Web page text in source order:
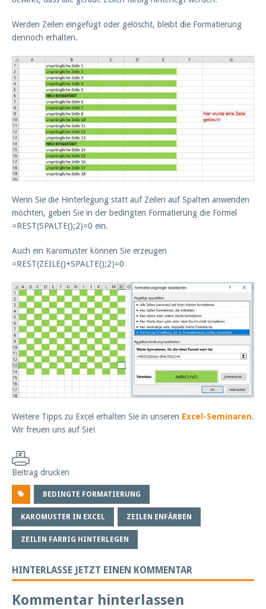
Werden Zeilen eingefügt oder gelöscht, bleibt die Formatierung
dennoch erhalten.
Wenn Sie die Hinterlegung statt auf Zeilen auf Spalten anwenden
möchten, geben Sie in der bedingten Formatierung die Formel
=REST(SPALTE();2)=0 ein.
Auch ein Karomuster können Sie erzeugen
=REST(ZEILE()+SPALTE();2)=0
Weitere Tipps zu Excel erhalten Sie in unseren Excel-Seminaren.
Wir freuen uns auf Sie!
Beitrag drucken
BEDINGTE FORMATIERUNG
KAROMUSTER IN EXCEL ZEILEN ENFÄRBEN
ZEILEN FARBIG HINTERLEGEN
HINTERLASSE JETZT EINEN KOMMENTAR
Kommentar hinterlassen